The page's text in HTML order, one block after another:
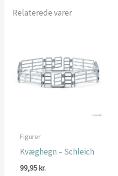
Relaterede varer
Figurer
Kvæghegn – Schleich
99,95 kr.